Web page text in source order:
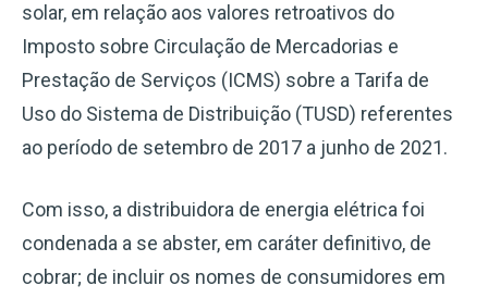
solar, em relação aos valores retroativos do
Imposto sobre Circulação de Mercadorias e
Prestação de Serviços (ICMS) sobre a Tarifa de
Uso do Sistema de Distribuição (TUSD) referentes
ao período de setembro de 2017 a junho de 2021.
Com isso, a distribuidora de energia elétrica foi
condenada a se abster, em caráter definitivo, de
cobrar; de incluir os nomes de consumidores em